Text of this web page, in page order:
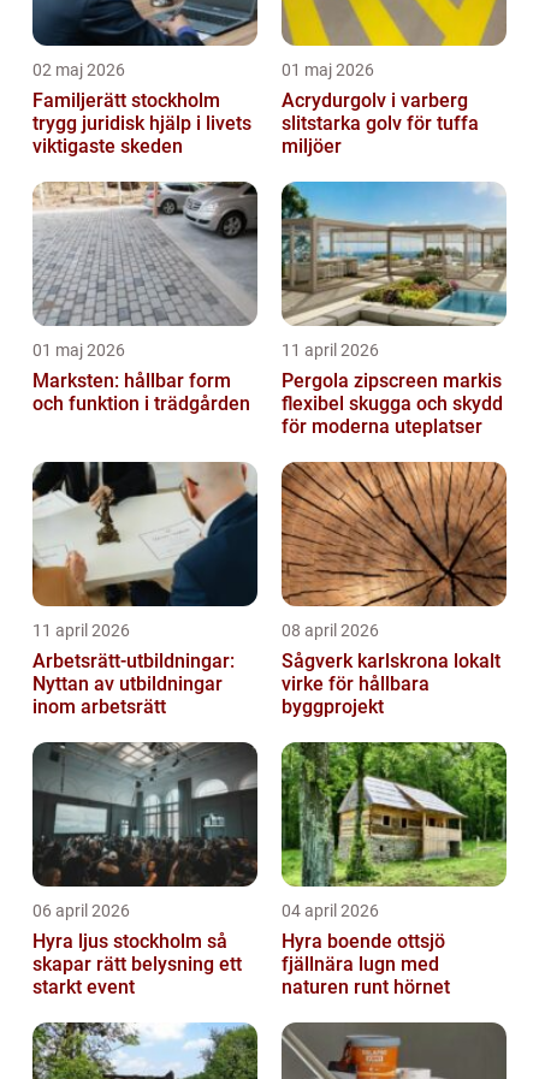
02 maj 2026
Familjerätt stockholm
trygg juridisk hjälp i livets
viktigaste skeden
01 maj 2026
Acrydurgolv i varberg
slitstarka golv för tuffa
miljöer
01 maj 2026
Marksten: hållbar form
och funktion i trädgården
11 april 2026
Pergola zipscreen markis
flexibel skugga och skydd
för moderna uteplatser
11 april 2026
Arbetsrätt-utbildningar:
Nyttan av utbildningar
inom arbetsrätt
08 april 2026
Sågverk karlskrona lokalt
virke för hållbara
byggprojekt
06 april 2026
Hyra ljus stockholm så
skapar rätt belysning ett
starkt event
04 april 2026
Hyra boende ottsjö
fjällnära lugn med
naturen runt hörnet